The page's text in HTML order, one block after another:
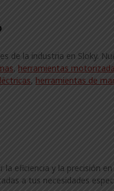
de la industria en Sloky.
, herramientas
, herramientas de
eficiencia y la precisión
a tus necesidades